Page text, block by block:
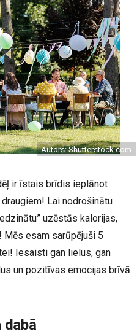
Autors: Shutterstock.com
ir īstais brīdis ieplānot
Lai nodrošinātu
uzēstās kalorijas,
esam sarūpējuši 5
Iesaisti gan lielus, gan
un pozitīvas emocijas brīvā
dabā